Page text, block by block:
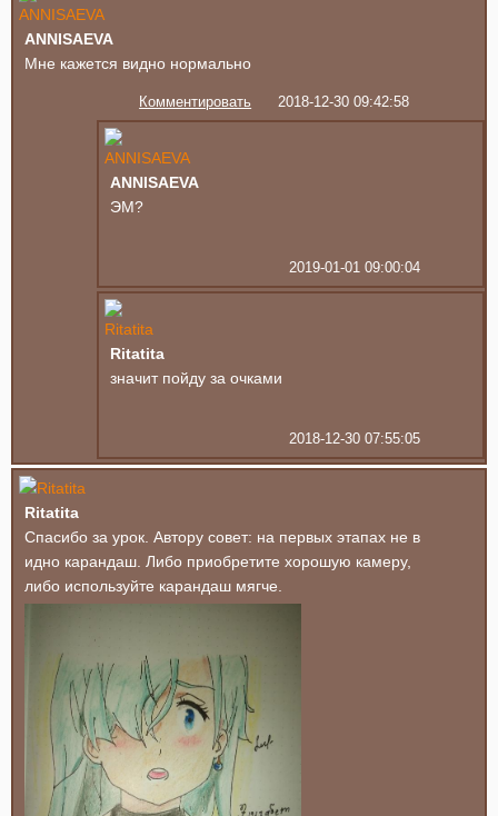
ANNISAEVA
Мне кажется видно нормально
Комментировать 2018-12-30 09:42:58
ANNISAEVA
ЭМ?
2019-01-01 09:00:04
Ritatita
значит пойду за очками
2018-12-30 07:55:05
Ritatita
Спасибо за урок. Автору совет: на первых этапах не в
идно карандаш. Либо приобретите хорошую камеру,
либо используйте карандаш мягче.